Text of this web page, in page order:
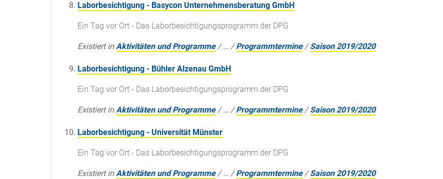
Laborbesichtigung - Basycon Unternehmensberatung GmbH
Ein Tag vor Ort - Das Laborbesichtigungsprogramm der DPG
Existiert in Aktivitäten und Programme /… /Programmtermine /Saison 2019/2020
Laborbesichtigung - Bühler Alzenau GmbH
Ein Tag vor Ort - Das Laborbesichtigungsprogramm der DPG
Existiert in Aktivitäten und Programme /… /Programmtermine /Saison 2019/2020
Laborbesichtigung - Universität Münster
Ein Tag vor Ort - Das Laborbesichtigungsprogramm der DPG
Existiert in Aktivitäten und Programme /… /Programmtermine /Saison 2019/2020